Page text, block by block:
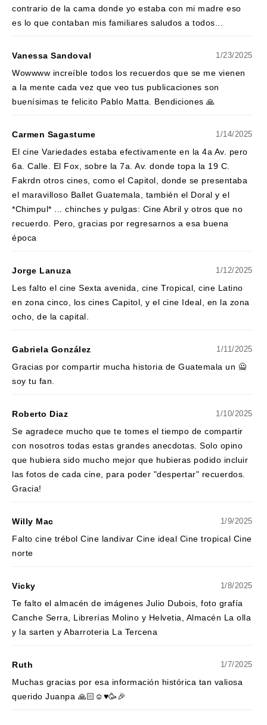
contrario de la cama donde yo estaba con mi madre eso
es lo que contaban mis familiares saludos a todos...
Vanessa Sandoval 1/23/2025
Wowwww increíble todos los recuerdos que se me vienen
a la mente cada vez que veo tus publicaciones son
buenísimas te felicito Pablo Matta. Bendiciones 🙏
Carmen Sagastume 1/14/2025
El cine Variedades estaba efectivamente en la 4a Av. pero
6a. Calle. El Fox, sobre la 7a. Av. donde topa la 19 C.
Fakrdn otros cines, como el Capitol, donde se presentaba
el maravilloso Ballet Guatemala, también el Doral y el
*Chimpul* ... chinches y pulgas: Cine Abril y otros que no
recuerdo. Pero, gracias por regresarnos a esa buena
época
Jorge Lanuza 1/12/2025
Les falto el cine Sexta avenida, cine Tropical, cine Latino
en zona cinco, los cines Capitol, y el cine Ideal, en la zona
ocho, de la capital.
Gabriela González 1/11/2025
Gracias por compartir mucha historia de Guatemala un 🙅
soy tu fan.
Roberto Diaz 1/10/2025
Se agradece mucho que te tomes el tiempo de compartir
con nosotros todas estas grandes anecdotas. Solo opino
que hubiera sido mucho mejor que hubieras podido incluir
las fotos de cada cine, para poder "despertar" recuerdos.
Gracia!
Willy Mac 1/9/2025
Falto cine trébol Cine landivar Cine ideal Cine tropical Cine
norte
Vicky 1/8/2025
Te falto el almacén de imágenes Julio Dubois, foto grafía
Canche Serra, Librerías Molino y Helvetia, Almacén La olla
y la sarten y Abarroteria La Tercena
Ruth 1/7/2025
Muchas gracias por esa información histórica tan valiosa
querido Juanpa 🙏🏻☺️♥️🥳🎉